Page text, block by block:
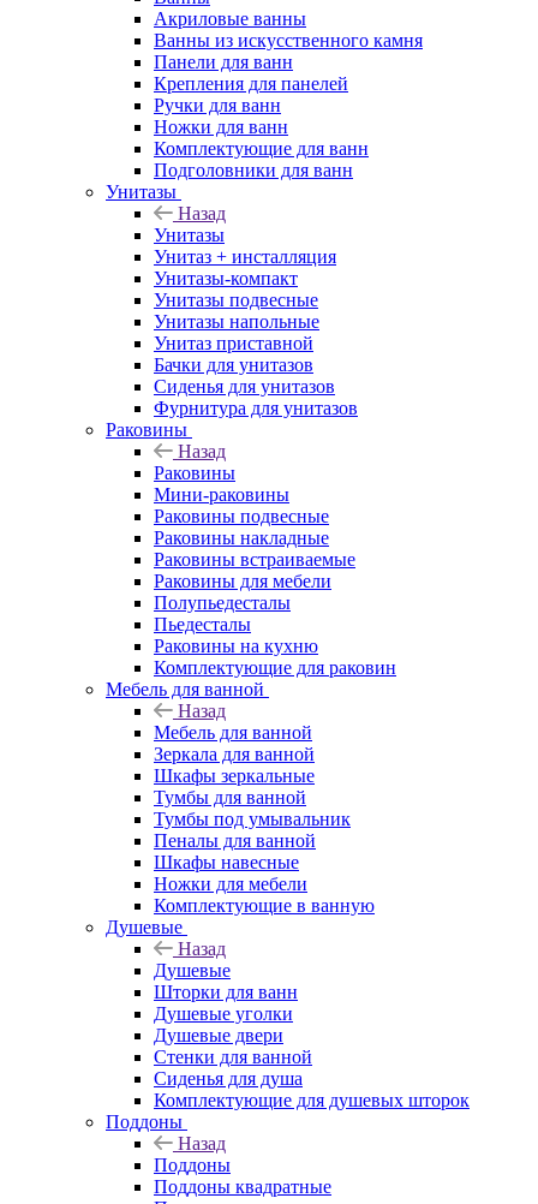
Акриловые ванны
Ванны из искусственного камня
Панели для ванн
Крепления для панелей
Ручки для ванн
Ножки для ванн
Комплектующие для ванн
Подголовники для ванн
Унитазы
Назад
Унитазы
Унитаз + инсталляция
Унитазы-компакт
Унитазы подвесные
Унитазы напольные
Унитаз приставной
Бачки для унитазов
Сиденья для унитазов
Фурнитура для унитазов
Раковины
Назад
Раковины
Мини-раковины
Раковины подвесные
Раковины накладные
Раковины встраиваемые
Раковины для мебели
Полупьедесталы
Пьедесталы
Раковины на кухню
Комплектующие для раковин
Мебель для ванной
Назад
Мебель для ванной
Зеркала для ванной
Шкафы зеркальные
Тумбы для ванной
Тумбы под умывальник
Пеналы для ванной
Шкафы навесные
Ножки для мебели
Комплектующие в ванную
Душевые
Назад
Душевые
Шторки для ванн
Душевые уголки
Душевые двери
Стенки для ванной
Сиденья для душа
Комплектующие для душевых шторок
Поддоны
Назад
Поддоны
Поддоны квадратные